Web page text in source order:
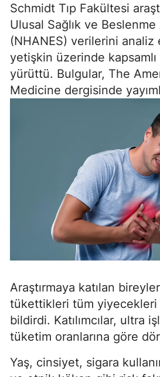
Schmidt Tıp Fakültesi
Ulusal Sağlık ve Beslenme
(NHANES) verilerini
yetişkin üzerinde kapsamlı
yürüttü. Bulgular, The
Medicine dergisinde
Araştırmaya katılan
tükettikleri tüm yiyecekleri
bildirdi. Katılımcılar, ultra
tüketim oranlarına göre
Yaş, cinsiyet, sigara